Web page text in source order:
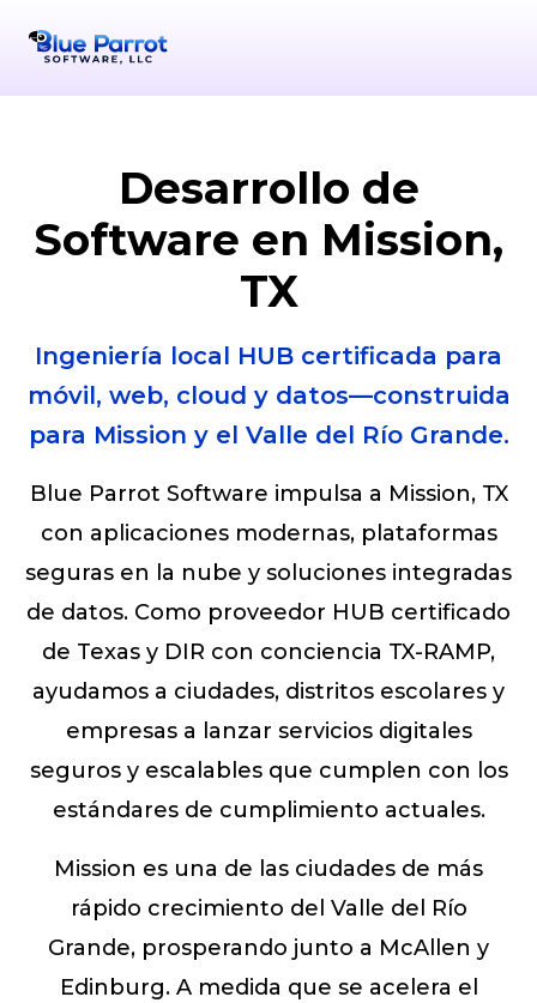
Desarrollo de
Software en Mission,
TX
Ingeniería local HUB certificada para
móvil, web, cloud y datos—construida
para Mission y el Valle del Río Grande.
Blue Parrot Software impulsa a Mission, TX
con aplicaciones modernas, plataformas
seguras en la nube y soluciones integradas
de datos. Como proveedor HUB certificado
de Texas y DIR con conciencia TX-RAMP,
ayudamos a ciudades, distritos escolares y
empresas a lanzar servicios digitales
seguros y escalables que cumplen con los
estándares de cumplimiento actuales.
Mission es una de las ciudades de más
rápido crecimiento del Valle del Río
Grande, prosperando junto a McAllen y
Edinburg. A medida que se acelera el